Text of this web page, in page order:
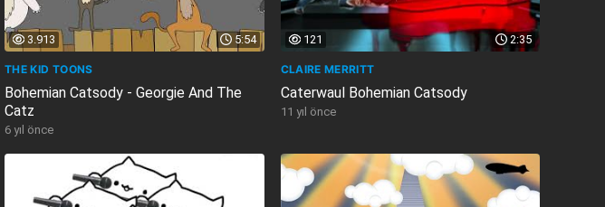
5:54
3.913
THE KID TOONS
Bohemian Catsody - Georgie And The
Catz
6 yıl önce
2:35
121
CLAIRE MERRITT
Caterwaul Bohemian Catsody
11 yıl önce